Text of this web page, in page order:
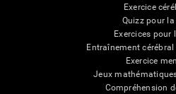
Exercice
Quizz pour
Exercices pour
Entraînement
Exercice
Jeux
Compréhension